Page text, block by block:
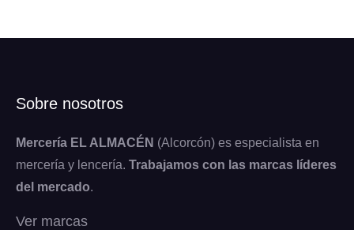
Sobre nosotros
Mercería EL ALMACÉN (Alcorcón) es especialista en
mercería y lencería. Trabajamos con las marcas líderes
del mercado.
Ver marcas